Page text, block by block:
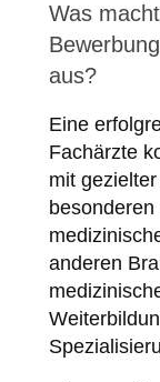
Was
aus?
Eine
Fachärzte
mit
anderen